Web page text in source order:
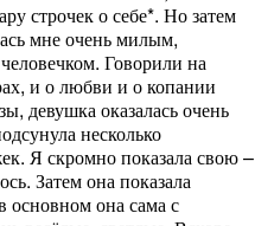
строчек о себе*. Но затем
мне очень милым,
Говорили на
и о любви и о копании
девушка оказалась очень
несколько
Я скромно показала свою –
Затем она показала
основном она сама с